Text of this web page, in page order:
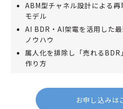
ABM型チャネル設計による
モデル
AI BDR・AI架電を活用した
ノウハウ
属人化を排除し「売れるBDR
作り方
お申し込みは